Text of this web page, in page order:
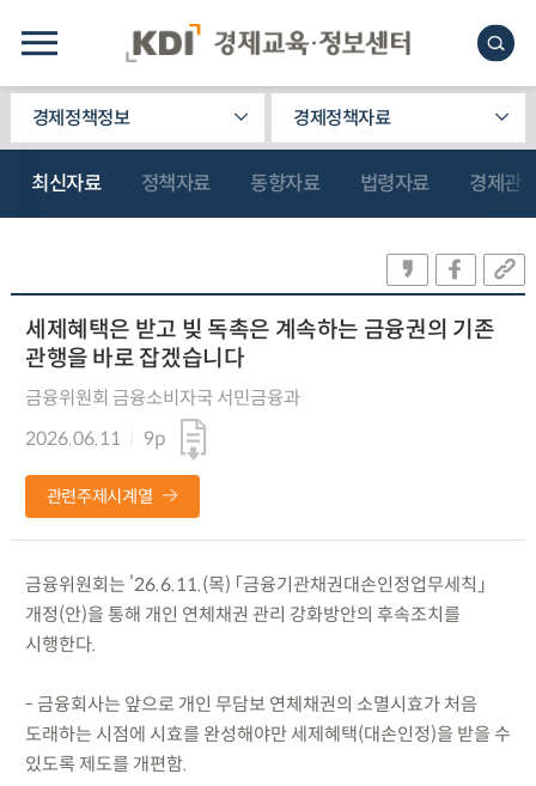
경제정책정보 경제정책자료
최신자료 정책자료 동향자료 법령자료 경제관
세제혜택은 받고 빚 독촉은 계속하는 금융권의 기존
관행을 바로 잡겠습니다
금융위원회 금융소비자국 서민금융과
2026.06.11
9p
관련주제시계열
금융위원회는 ’26.6.11.(목) 「금융기관채권대손인정업무세칙」
개정(안)을 통해 개인 연체채권 관리 강화방안의 후속조치를
시행한다.
- 금융회사는 앞으로 개인 무담보 연체채권의 소멸시효가 처음
도래하는 시점에 시효를 완성해야만 세제혜택(대손인정)을 받을 수
있도록 제도를 개편함.